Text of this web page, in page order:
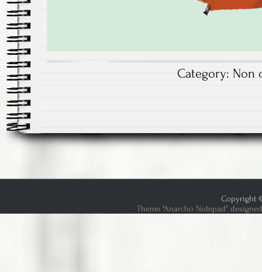
Category: Non
Copyright
Theme "Anarcho Notepad"